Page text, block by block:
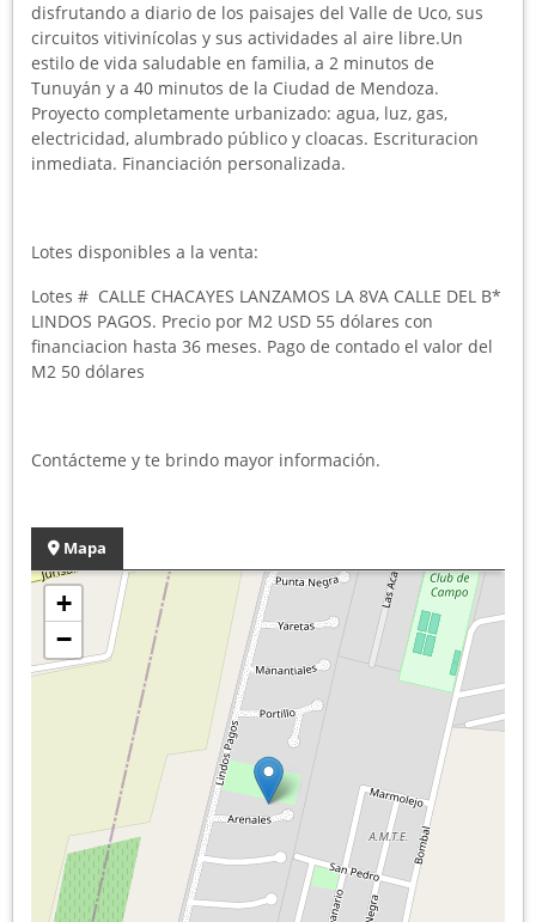
disfrutando a diario de los paisajes del Valle de Uco, sus
circuitos vitivinícolas y sus actividades al aire libre.Un
estilo de vida saludable en familia, a 2 minutos de
Tunuyán y a 40 minutos de la Ciudad de Mendoza.
Proyecto completamente urbanizado: agua, luz, gas,
electricidad, alumbrado público y cloacas. Escrituracion
inmediata. Financiación personalizada.
Lotes disponibles a la venta:
Lotes # CALLE CHACAYES LANZAMOS LA 8VA CALLE DEL B*
LINDOS PAGOS. Precio por M2 USD 55 dólares con
financiacion hasta 36 meses. Pago de contado el valor del
M2 50 dólares
Contácteme y te brindo mayor información.
Mapa
+
−